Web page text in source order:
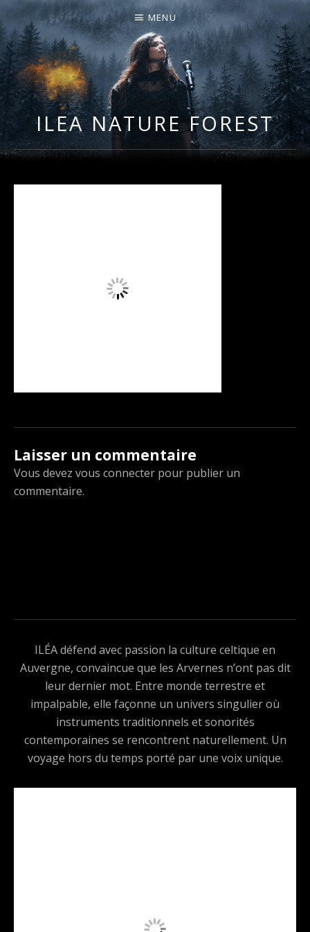
I
L
É
A
LA PLUS CELTIQUE DES AUVERGNATES !
MENU
ILEA NATURE FOREST
Laisser un commentaire
Vous devez vous connecter pour publier un
commentaire.
ILÉA défend avec passion la culture celtique en
Auvergne, convaincue que les Arvernes n’ont pas dit
leur dernier mot. Entre monde terrestre et
impalpable, elle façonne un univers singulier où
instruments traditionnels et sonorités
contemporaines se rencontrent naturellement. Un
voyage hors du temps porté par une voix unique.